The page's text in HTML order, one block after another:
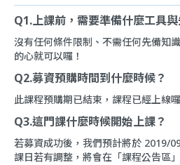
Q1.上課前，需要準備什麼工具
沒有任何條件限制、不需任何先備知
的心就可以囉！
Q2.募資預購時間到什麼時候？
此課程預購期已結束，課程已經上線囉
Q3.這門課什麼時候開始上課？
若募資成功後，我們預計將於 2019/
課日若有調整，將會在「課程公告區